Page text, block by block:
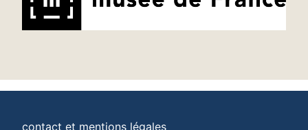
contact et mentions légales